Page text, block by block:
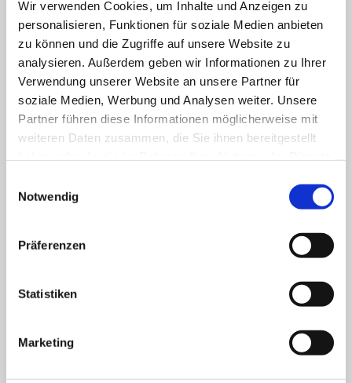
Wir verwenden Cookies, um Inhalte und Anzeigen zu
personalisieren, Funktionen für soziale Medien anbieten
zu können und die Zugriffe auf unsere Website zu
analysieren. Außerdem geben wir Informationen zu Ihrer
Verwendung unserer Website an unsere Partner für
soziale Medien, Werbung und Analysen weiter. Unsere
Partner führen diese Informationen möglicherweise mit
weiteren Daten zusammen, die Sie ihnen bereitgestellt
Notwendig
Präferenzen
Statistiken
Marketing
Kleine Hilfen Nr.1 An- und
Auskleiden
Leistungskomplex 13.2
Kleine Hilfen Nr.2 Mundpflege
8,52 €
Leistungskomplex 13.3
Kleine Hilfen Nr.3
schneiden
8,52 €
Leistungskomplex 13.4
8,52 €
Kleine Hilfen Nr.5 Haarwäsche
8,52 €